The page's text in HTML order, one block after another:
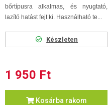
bőrtípusra alkalmas, és nyugtató,
lazító hatást fejt ki. Használható te...
Készleten
1 950 Ft
Kosárba rakom